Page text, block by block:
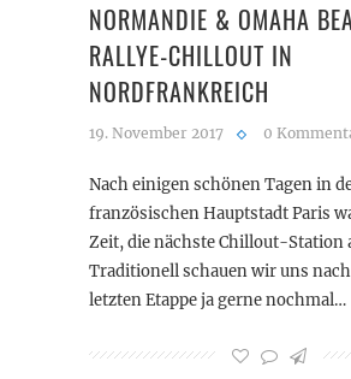
NORMANDIE & OMAHA
RALLYE-CHILLOUT IN
NORDFRANKREICH
19. November 2017 0
Nach einigen schönen Tagen in
französischen Hauptstadt Paris
Zeit, die nächste Chillout-Station
Traditionell schauen wir uns
letzten Etappe ja gerne nochmal…